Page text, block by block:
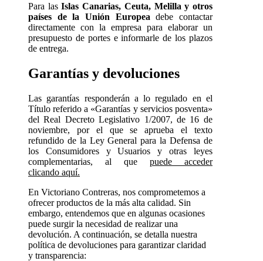
Para lasIslas Canarias, Ceuta, Melilla y otros
países de la Unión Europeadebe contactar
directamente con la empresa para elaborar un
presupuesto de portes e informarle de los plazos
de entrega.
Garantías y devoluciones
Las garantías responderán a lo regulado en el
Título referido a «Garantías y servicios posventa»
del Real Decreto Legislativo 1/2007, de 16 de
noviembre, por el que se aprueba el texto
refundido de la Ley General para la Defensa de
los Consumidores y Usuarios y otras leyes
complementarias, al que puede acceder
clicando aquí.
En Victoriano Contreras, nos comprometemos a
ofrecer productos de la más alta calidad. Sin
embargo, entendemos que en algunas ocasiones
puede surgir la necesidad de realizar una
devolución. A continuación, se detalla nuestra
política de devoluciones para garantizar claridad
y transparencia: